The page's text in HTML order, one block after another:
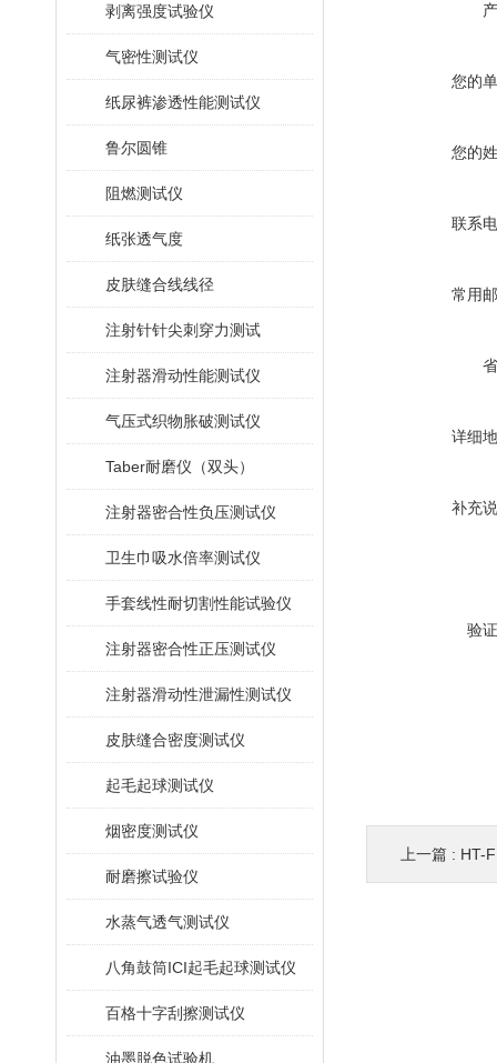
剥离强度试验仪
气密性测试仪
纸尿裤渗透性能测试仪
鲁尔圆锥
阻燃测试仪
纸张透气度
皮肤缝合线线径
注射针针尖刺穿力测试
注射器滑动性能测试仪
气压式织物胀破测试仪
Taber耐磨仪（双头）
注射器密合性负压测试仪
卫生巾吸水倍率测试仪
手套线性耐切割性能试验仪
注射器密合性正压测试仪
注射器滑动性泄漏性测试仪
皮肤缝合密度测试仪
起毛起球测试仪
烟密度测试仪
耐磨擦试验仪
水蒸气透气测试仪
八角鼓筒ICI起毛起球测试仪
百格十字刮擦测试仪
油墨脱色试验机
您的
您的
联系
常用
详细
补充
验
上一篇 : HT-